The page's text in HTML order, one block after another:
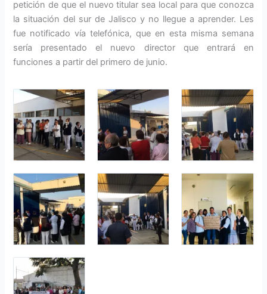
petición de que el nuevo titular sea local para que conozca
la situación del sur de Jalisco y no llegue a aprender. Les
fue notificado vía telefónica, que en esta misma semana
sería presentado el nuevo director que entrará en
funciones a partir del primero de junio.